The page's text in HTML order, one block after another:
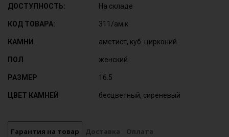
ДОСТУПНОСТЬ: На складе
КОД ТОВАРА: 311/ам к
КАМНИ аметист, куб. цирконий
ПОЛ женский
РАЗМЕР 16.5
ЦВЕТ КАМНЕЙ бесцветный, сиреневый
Гарантия на товар Доставка Оплата